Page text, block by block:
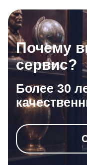
Почему
сервис?
Более 30